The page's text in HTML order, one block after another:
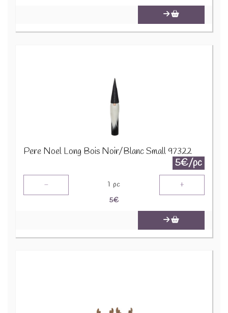
Pere Noel Long Bois Noir/Blanc Small 97322
5€/pc
- 1 pc +
5€